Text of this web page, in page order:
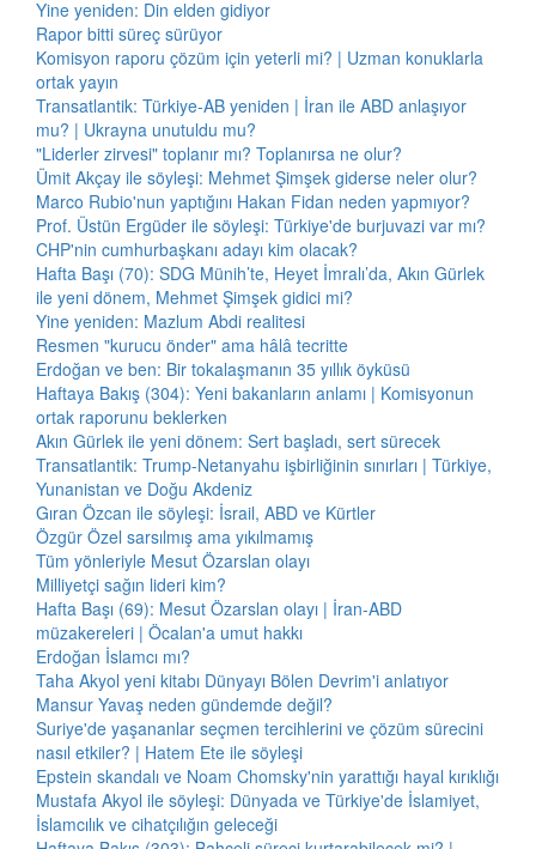
Yine yeniden: Din elden gidiyor
Rapor bitti süreç sürüyor
Komisyon raporu çözüm için yeterli mi? | Uzman konuklarla
ortak yayın
Transatlantik: Türkiye-AB yeniden | İran ile ABD anlaşıyor
mu? | Ukrayna unutuldu mu?
"Liderler zirvesi" toplanır mı? Toplanırsa ne olur?
Ümit Akçay ile söyleşi: Mehmet Şimşek giderse neler olur?
Marco Rubio'nun yaptığını Hakan Fidan neden yapmıyor?
Prof. Üstün Ergüder ile söyleşi: Türkiye'de burjuvazi var mı?
CHP'nin cumhurbaşkanı adayı kim olacak?
Hafta Başı (70): SDG Münih’te, Heyet İmralı’da, Akın Gürlek
ile yeni dönem, Mehmet Şimşek gidici mi?
Yine yeniden: Mazlum Abdi realitesi
Resmen "kurucu önder" ama hâlâ tecritte
Erdoğan ve ben: Bir tokalaşmanın 35 yıllık öyküsü
Haftaya Bakış (304): Yeni bakanların anlamı | Komisyonun
ortak raporunu beklerken
Akın Gürlek ile yeni dönem: Sert başladı, sert sürecek
Transatlantik: Trump-Netanyahu işbirliğinin sınırları | Türkiye,
Yunanistan ve Doğu Akdeniz
Gıran Özcan ile söyleşi: İsrail, ABD ve Kürtler
Özgür Özel sarsılmış ama yıkılmamış
Tüm yönleriyle Mesut Özarslan olayı
Milliyetçi sağın lideri kim?
Hafta Başı (69): Mesut Özarslan olayı | İran-ABD
müzakereleri | Öcalan'a umut hakkı
Erdoğan İslamcı mı?
Taha Akyol yeni kitabı Dünyayı Bölen Devrim'i anlatıyor
Mansur Yavaş neden gündemde değil?
Suriye'de yaşananlar seçmen tercihlerini ve çözüm sürecini
nasıl etkiler? | Hatem Ete ile söyleşi
Epstein skandalı ve Noam Chomsky'nin yarattığı hayal kırıklığı
Mustafa Akyol ile söyleşi: Dünyada ve Türkiye'de İslamiyet,
İslamcılık ve cihatçılığın geleceği